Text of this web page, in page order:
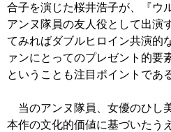
合子を演じた桜井浩子が、『ウ
アンヌ隊員の友人役として出演
てみればダブルヒロイン共演的
ァンにとってのプレゼント的要
ということも注目ポイントである
当のアンヌ隊員、女優のひし
本作の文化的価値に基づいたう